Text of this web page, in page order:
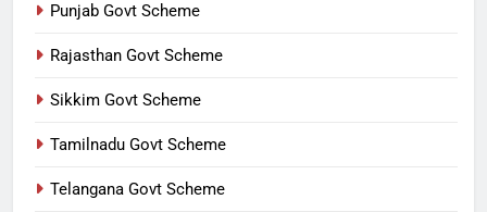
Punjab Govt Scheme
Rajasthan Govt Scheme
Sikkim Govt Scheme
Tamilnadu Govt Scheme
Telangana Govt Scheme